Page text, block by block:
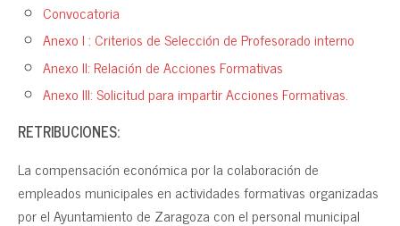
Convocatoria
Anexo I : Criterios de Selección de Profesorado interno
Anexo II: Relación de Acciones Formativas
Anexo III: Solicitud para impartir Acciones Formativas.
RETRIBUCIONES:
La compensación económica por la colaboración de
empleados municipales en actividades formativas organizadas
por el Ayuntamiento de Zaragoza con el personal municipal